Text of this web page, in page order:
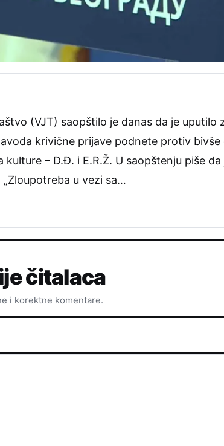
(VJT) saopštilo je danas da je uputilo
krivične prijave podnete protiv
– D.Đ. i E.R.Ž. U saopštenju piše
u vezi sa…
čitalaca
i korektne komentare.